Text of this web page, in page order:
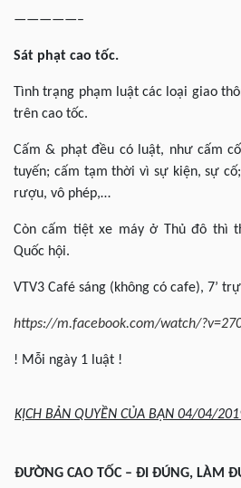
—————–
Sát phạt cao tốc.
Tình trạng phạm luật các loại giao
trên cao tốc.
Cấm & phạt đều có luật, như cấm
tuyến; cấm tạm thời vì sự kiện, sự
rượu, vô phép,…
Còn cấm tiệt xe máy ở Thủ đô thì
Quốc hội.
VTV3 Café sáng (không có cafe), 7’
https://m.facebook.com/watch/
! Mỗi ngày 1 luật !
KỊCH BẢN QUYỀN CỦA BẠN 04/04/
ĐƯỜNG CAO TỐC – ĐI ĐÚNG, LÀM